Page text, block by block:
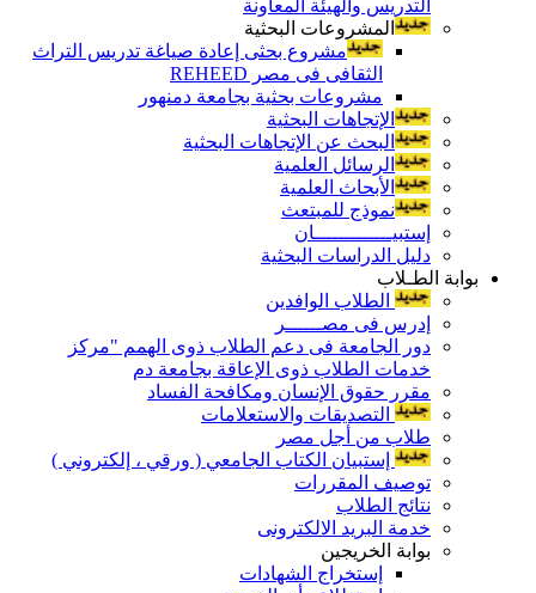
التدريس والهيئة المعاونة
المشروعات البحثية
مشروع بحثى إعادة صياغة تدريس التراث
الثقافى فى مصر REHEED
مشروعات بحثية بجامعة دمنهور
الإتجاهات البحثية
البحث عن الإتجاهات البحثية
الرسائل العلمية
الأبحاث العلمية
نموذج للمبتعث
إستبيـــــــــــــان
دليل الدراسات البحثية
بوابة الطـلاب
الطلاب الوافدين
إدرس فى مصــــــر
دور الجامعة فى دعم الطلاب ذوى الهمم "مركز
خدمات الطلاب ذوى الإعاقة بجامعة دم
مقرر حقوق الإنسان ومكافحة الفساد
التصديقات والاستعلامات
طلاب من أجل مصر
إستبيان الكتاب الجامعي ( ورقي ، إلكتروني )
توصيف المقررات
نتائج الطلاب
خدمة البريد الالكترونى
بوابة الخريجين
إستخراج الشهادات